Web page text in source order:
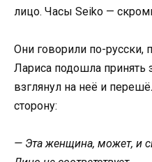
лицо. Часы Seiko —
Они говорили по-русски,
Лариса подошла принять
взглянул на неё и
сторону:
— Эта женщина, может, и